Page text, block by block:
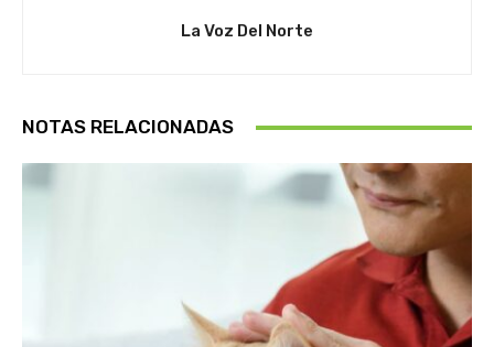
La Voz Del Norte
NOTAS RELACIONADAS